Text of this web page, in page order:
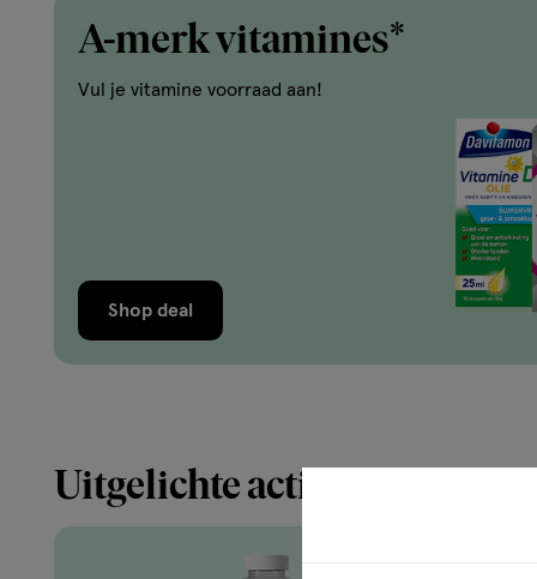
A-merk vitamines*
Vul je vitamine voorraad aan!
Shop deal
Uitgelichte acties